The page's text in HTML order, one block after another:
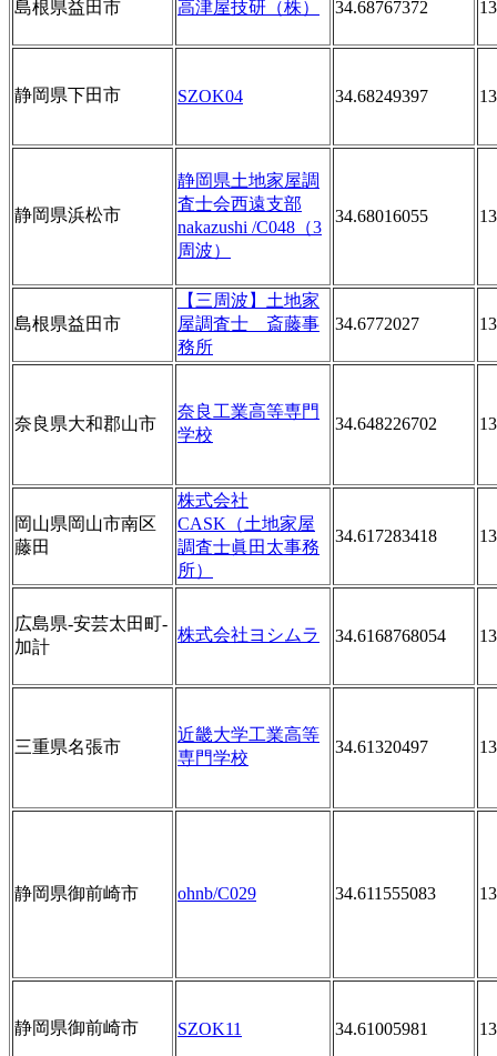
島根県益田市 高津屋技研（株） 34.68767372
静岡県下田市 SZOK04 34.68249397
静岡県浜松市
静岡県土地家屋調
査士会西遠支部
nakazushi /C048（3
周波）
34.68016055
島根県益田市
【三周波】土地家
屋調査士 斎藤事
務所
34.6772027
奈良県大和郡山市
奈良工業高等専門
学校
34.648226702
岡山県岡山市南区
藤田
株式会社
CASK（土地家屋
調査士眞田太事務
所）
34.617283418
広島県-安芸太田町-
加計
株式会社ヨシムラ 34.6168768054
三重県名張市
近畿大学工業高等
専門学校
34.61320497
静岡県御前崎市 ohnb/C029 34.611555083
静岡県御前崎市 SZOK11 34.61005981